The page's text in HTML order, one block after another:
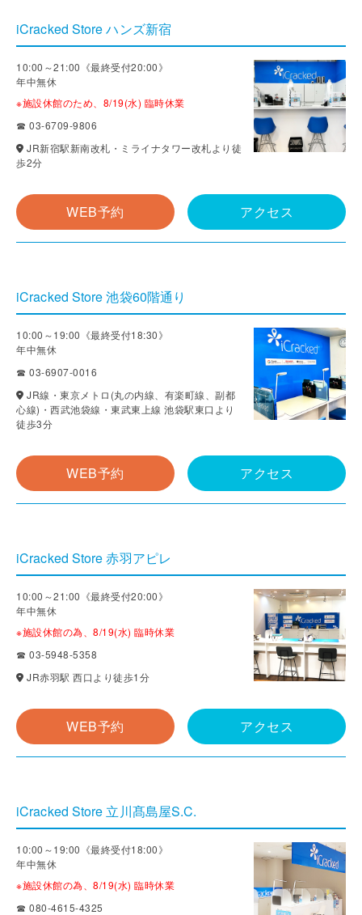
iCracked Store ハンズ新宿
10:00～21:00《最終受付20:00》
年中無休
※施設休館のため、8/19(水) 臨時休業
☎ 03-6709-9806
JR新宿駅新南改札・ミライナタワー改札より徒
歩2分
WEB予約 アクセス
iCracked Store 池袋60階通り
10:00～19:00《最終受付18:30》
年中無休
☎ 03-6907-0016
JR線・東京メトロ(丸の内線、有楽町線、副都
心線)・ 西武池袋線・東武東上線 池袋駅東口より
徒歩3分
WEB予約 アクセス
iCracked Store 赤羽アピレ
10:00～21:00《最終受付20:00》
年中無休
※施設休館の為、8/19(水) 臨時休業
☎ 03-5948-5358
JR赤羽駅 西口より徒歩1分
WEB予約 アクセス
iCracked Store 立川髙島屋S.C.
10:00～19:00《最終受付18:00》
年中無休
※施設休館の為、8/19(水) 臨時休業
☎ 080-4615-4325